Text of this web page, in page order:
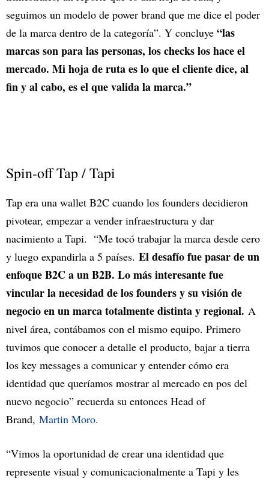
seguimos un modelo de power brand que me dice el poder
de la marca dentro de la categoría”. Y concluye “las
marcas son para las personas, los checks los hace el
mercado. Mi hoja de ruta es lo que el cliente dice, al
fin y al cabo, es el que valida la marca.”
Spin-off Tap / Tapi
Tap era una wallet B2C cuando los founders decidieron
pivotear, empezar a vender infraestructura y dar
nacimiento a Tapi. “Me tocó trabajar la marca desde cero
y luego expandirla a 5 países. El desafío fue pasar de un
enfoque B2C a un B2B. Lo más interesante fue
vincular la necesidad de los founders y su visión de
negocio en un marca totalmente distinta y regional. A
nivel área, contábamos con el mismo equipo. Primero
tuvimos que conocer a detalle el producto, bajar a tierra
los key messages a comunicar y entender cómo era
identidad que queríamos mostrar al mercado en pos del
nuevo negocio” recuerda su entonces Head of
Brand, Martin Moro.
“Vimos la oportunidad de crear una identidad que
represente visual y comunicacionalmente a Tapi y les